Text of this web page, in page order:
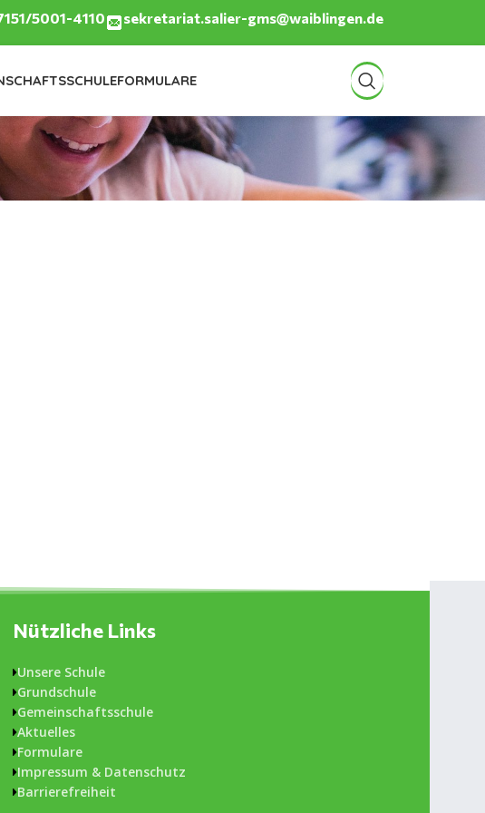
5001-4110 sekretariat.salier-gms@waiblingen.de
FORMULARE
Nützliche Links
Unsere Schule
Grundschule
Gemeinschaftsschule
Aktuelles
Formulare
Impressum & Datenschutz
Barrierefreiheit